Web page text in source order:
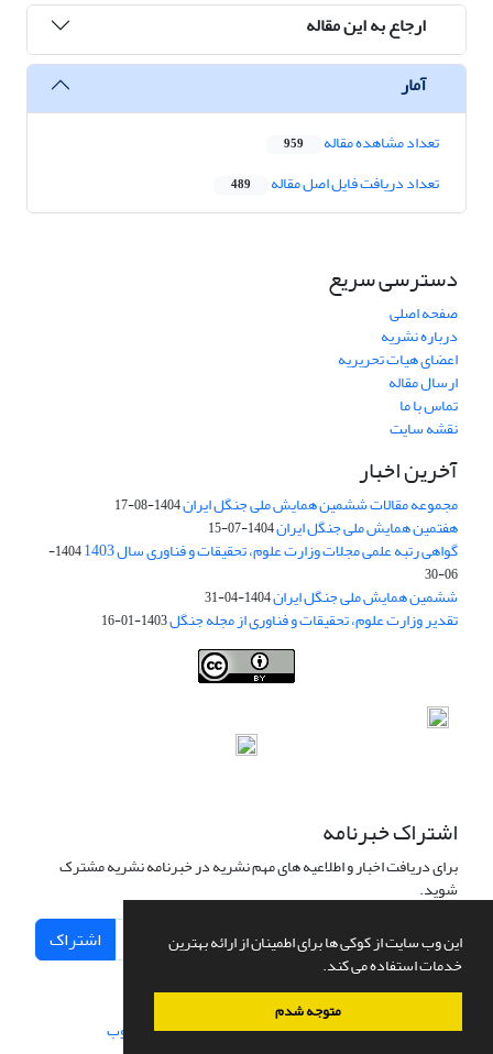
این وب سایت از کوکی ها برای اطمینان از ارائه بهترین
خدمات استفاده می کند.
متوجه شدم
ارجاع به این مقاله
آمار
تعداد مشاهده مقاله 959
تعداد دریافت فایل اصل مقاله 489
دسترسی سریع
صفحه اصلی
درباره نشریه
اعضای هیات تحریریه
ارسال مقاله
تماس با ما
نقشه سایت
آخرین اخبار
مجموعه مقالات ششمین همایش ملی جنگل ایران1404-08-17
هفتمین همایش ملی جنگل ایران1404-07-15
گواهی رتبه علمی مجلات وزارت علوم، تحقیقات و فناوری سال 1403
1404-
06-30
ششمین همایش ملی جنگل ایران1404-04-31
تقدیر وزارت علوم، تحقیقات و فناوری از مجله جنگل1403-01-16
اشتراک خبرنامه
برای دریافت اخبار و اطلاعیه های مهم نشریه در خبرنامه نشریه مشترک
شوید.
اشتراک
سامانه مدیریت نشریات علمی.طراحی و پیاده سازی از سیناوب